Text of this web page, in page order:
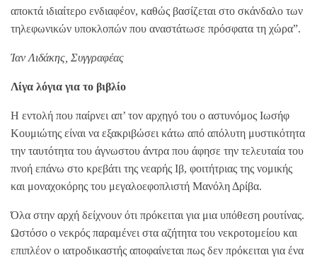
αποκτά ιδιαίτερο ενδιαφέον, καθώς βασίζεται στο σκάνδαλο των
τηλεφωνικών υποκλοπών που αναστάτωσε πρόσφατα τη χώρα”.
Ίαν Λιδάκης, Συγγραφέας
Λίγα λόγια για το βιβλίο
Η εντολή που παίρνει απ’ τον αρχηγό του ο αστυνόμος Ιωσήφ
Κουμιώτης είναι να εξακριβώσει κάτω από απόλυτη μυστικότητα
την ταυτότητα του άγνωστου άντρα που άφησε την τελευταία του
πνοή επάνω στο κρεβάτι της νεαρής Ιβ, φοιτήτριας της νομικής
και μοναχοκόρης του μεγαλοεφοπλιστή Μανόλη Δρίβα.
Όλα στην αρχή δείχνουν ότι πρόκειται για μια υπόθεση ρουτίνας.
Ωστόσο ο νεκρός παραμένει στα αζήτητα του νεκροτομείου και
επιπλέον ο ιατροδικαστής αποφαίνεται πως δεν πρόκειται για ένα